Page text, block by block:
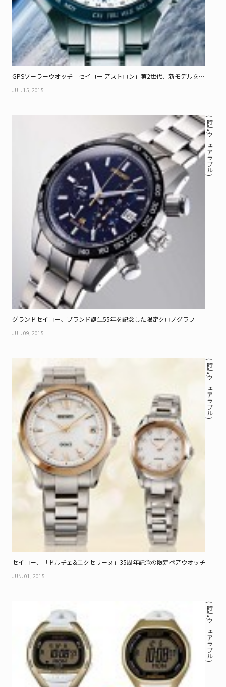
GPSソーラーウオッチ「セイコー アストロン」第2世代、新モデルを全
JUL. 15, 2015
グランドセイコー、ブランド誕生55年を記念した限定クロノグラフ
JUL. 09, 2015
( 時計 / ウェアラブル )
セイコー、「ドルチェ&エクセリーヌ」35周年記念の限定ペアウオッチ
JUN. 01, 2015
( 時計 / ウェアラブル )
( 時計 / ウェアラブル )